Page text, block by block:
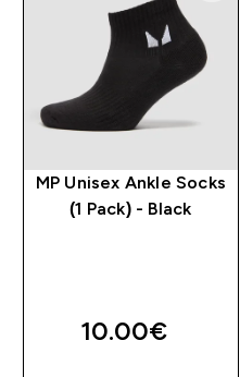
MP Unisex Ankle Socks
(1 Pack) - Black
10.00€‎